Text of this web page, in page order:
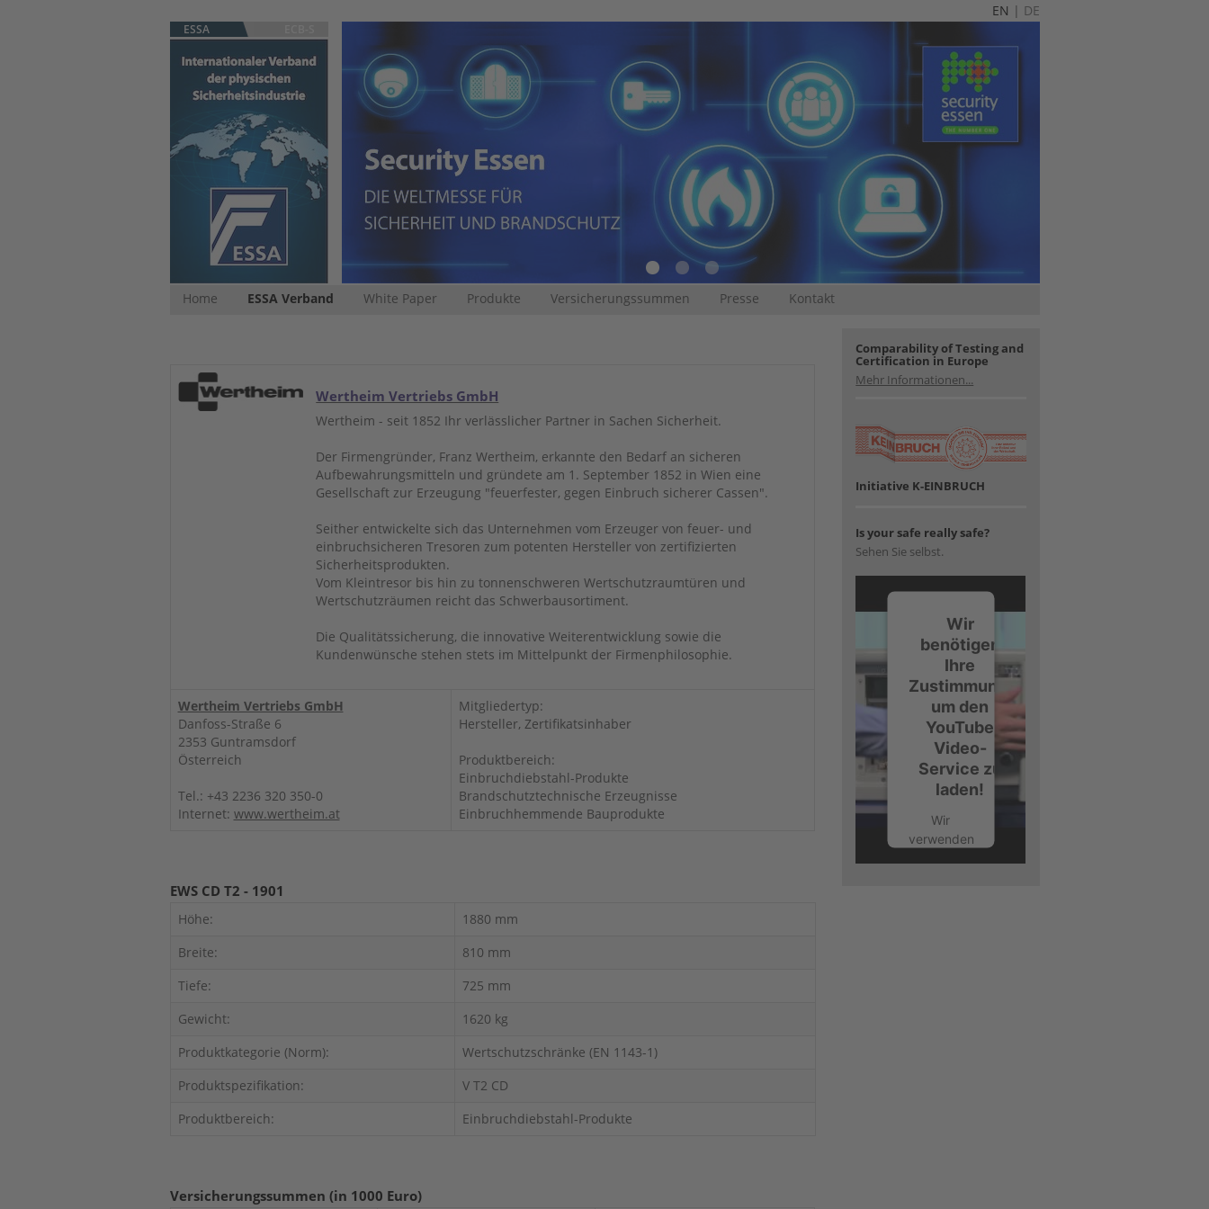
EN | DE
ESSA
Home ESSA Verband White Paper Produkte Versicherungssummen Presse Kontakt
Wertheim Vertriebs GmbH
Wertheim - seit 1852 Ihr verlässlicher Partner in Sachen Sicherheit.
Der Firmengründer, Franz Wertheim, erkannte den Bedarf an sicheren
Aufbewahrungsmitteln und gründete am 1. September 1852 in Wien eine
Gesellschaft zur Erzeugung "feuerfester, gegen Einbruch sicherer Cassen".
Seither entwickelte sich das Unternehmen vom Erzeuger von feuer- und
einbruchsicheren Tresoren zum potenten Hersteller von zertifizierten
Sicherheitsprodukten.
Vom Kleintresor bis hin zu tonnenschweren Wertschutzraumtüren und
Wertschutzräumen reicht das Schwerbausortiment.
Die Qualitätssicherung, die innovative Weiterentwicklung sowie die
Kundenwünsche stehen stets im Mittelpunkt der Firmenphilosophie.
Wertheim Vertriebs GmbH
Danfoss-Straße 6
2353 Guntramsdorf
Österreich
Tel.: +43 2236 320 350-0
Internet: www.wertheim.at
Mitgliedertyp:
Hersteller, Zertifikatsinhaber
Produktbereich:
Einbruchdiebstahl-Produkte
Brandschutztechnische Erzeugnisse
Einbruchhemmende Bauprodukte
EWS CD T2 - 1901
Höhe:
1880 mm
Breite:
810 mm
Tiefe:
725 mm
Gewicht:
1620 kg
Produktkategorie (Norm):
Wertschutzschränke (EN 1143-1)
Produktspezifikation:
V T2 CD
Produktbereich:
Einbruchdiebstahl-Produkte
Versicherungssummen (in 1000 Euro)
Comparability of Testing and
Certification in Europe
Mehr Informationen...
Initiative K-EINBRUCH
Is your safe really safe?
Sehen Sie selbst.
Wir
benötigen
Ihre
Zustimmung,
um den
YouTube
Video-
Service zu
laden!
Wir
verwenden